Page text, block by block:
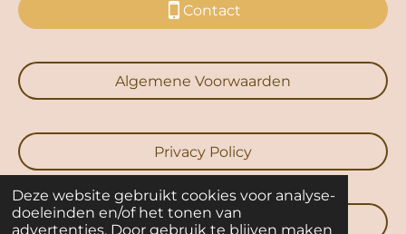
Deze website gebruikt cookies voor analyse-
doeleinden en/of het tonen van
advertenties. Door gebruik te blijven maken
Contact
Algemene Voorwaarden
Privacy Policy
Cookie Policy